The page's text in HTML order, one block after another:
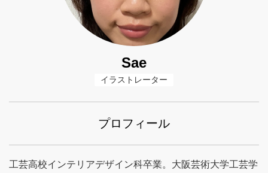
Sae
イラストレーター
プロフィール
工芸高校インテリアデザイン科卒業。大阪芸術大学工芸学